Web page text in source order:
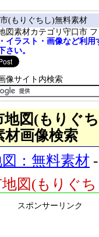
(もりぐちし)無料素材
図素材カテゴリ守口市
イラスト・画像など利
さい。
像サイト内検索
地図(もりぐ
材画像検索
図：無料素材
図(もりぐ
スポンサーリンク